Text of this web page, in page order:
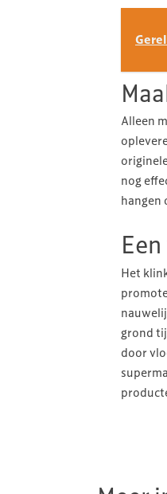
Alleen
nog
hangen
Het
grond
door